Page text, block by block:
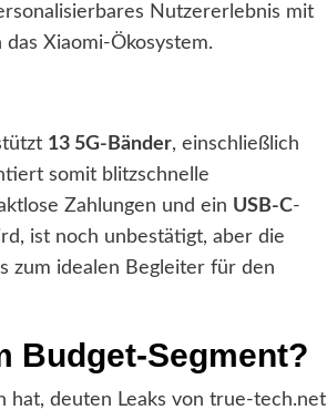
Nutzererlebnis mit
Xiaomi-Ökosystem.
13 5G-Bänder, einschließlich
somit blitzschnelle
Zahlungen und ein USB-C-
ist noch unbestätigt, aber die
zum idealen Begleiter für den
Budget-Segment?
hat, deuten Leaks von true-tech.net